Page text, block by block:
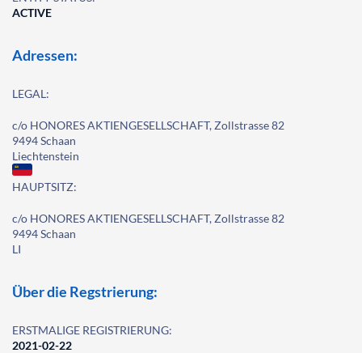
ACTIVE
Adressen:
LEGAL:
c/o HONORES AKTIENGESELLSCHAFT, Zollstrasse 82
9494 Schaan
Liechtenstein
HAUPTSITZ:
c/o HONORES AKTIENGESELLSCHAFT, Zollstrasse 82
9494 Schaan
LI
Über die Regstrierung:
ERSTMALIGE REGISTRIERUNG:
2021-02-22